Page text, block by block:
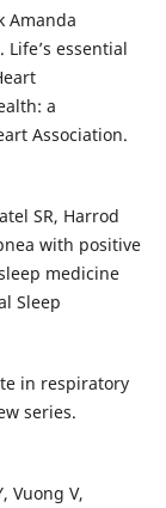
Amanda
essential
a
Association.
SR, Harrod
with positive
medicine
Sleep
in respiratory
series.
Vuong V,